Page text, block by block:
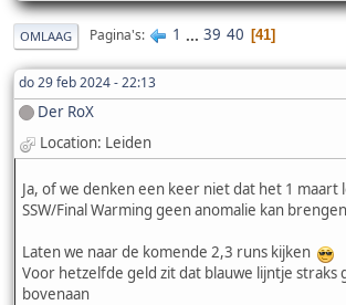
OMLAAG Pagina's 1 ... 39 40 41
do 29 feb 2024 - 22:13
Der RoX
Location: Leiden
Ja, of we denken een keer niet dat het 1 maart
SSW/Final Warming geen anomalie kan
Laten we naar de komende 2,3 runs kijken
Voor hetzelfde geld zit dat blauwe lijntje straks
bovenaan